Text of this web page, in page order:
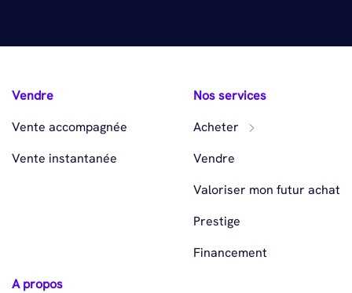
Vendre
Vente accompagnée
Vente instantanée
Nos services
Acheter
Vendre
Valoriser mon futur achat
Prestige
Financement
A propos